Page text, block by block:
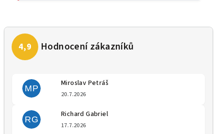
MP
Miroslav Petráš
20.7.2026
RG
Richard Gabriel
17.7.2026